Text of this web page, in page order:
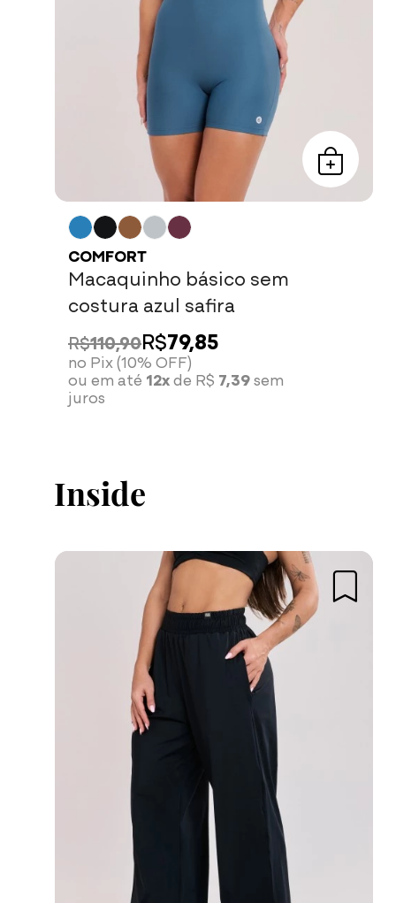
COMFORT
Macaquinho básico sem
costura azul safira
R$110,90R$79,85
no Pix (10% OFF)
ou em até 12xde R$ 7,39sem
juros
Inside